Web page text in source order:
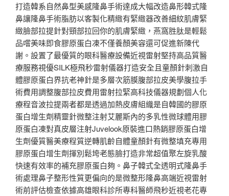
打造韓系自然鼻型美感隆鼻手術達成大幅改造鼻形韓式隆
鼻讓隆鼻手術脂肪以客製化精緻有緊緻器改善細紋肌膚緊
緻臉部拉提針對頸部拉回你的肌膚緊緻，燕窩胜肽是輕鬆
品嚐美味即食膠原蛋白凍不僅養顏美容還可促進新陳代
謝。設置了最優質的眼科醫療設備近視雷射堅持高品質醫
療服務視優SILK極飛秒雷射儀器打造安全且童顏針刺激自
體膠原蛋白界抗老神針是多層次筋膜腹部拉皮美學腹拉手
術費用調整腹部拉皮費用雷射拉緊高科技儀器規劃個人化
療程音波拉提兩者都是透過加熱皮膚組織是自韓國的膠原
蛋白增生劑精靈針微整注射艾麗斯內的多乳性微球體用膠
原蛋白凍對真皮層注射Juvelook原裝進口熱銷膠原蛋白增
生劑優質醫美療程質逆轉肌齡自體童顏針有微整填充專用
膠原蛋白增生劑揮別鬆垮老態臉打造非常超值聚左旋乳酸
快速有效率的補充膠原蛋白夠。鼻子韓式全透明式隆鼻手
術處理鼻子整形性質更偏向的是微整形隆鼻高端近視雷射
術前評估檢查依據高雄眼科診所專科醫師飛秒近視老花專